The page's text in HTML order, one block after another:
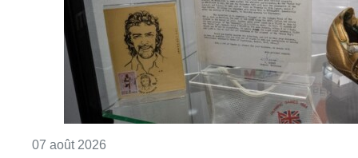
07 août 2026